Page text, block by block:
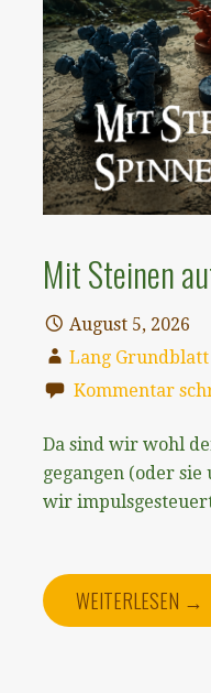
Mit Steinen
August 5, 2026
Lang Grundblatt
Kommentar
Da sind wir wohl
gegangen (oder sie
wir
WEITERLESEN →